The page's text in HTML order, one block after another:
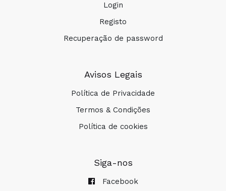
Login
Registo
Recuperação de password
Avisos Legais
Política de Privacidade
Termos & Condições
Política de cookies
Siga-nos
Facebook